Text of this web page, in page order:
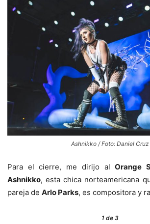
Ashnikko / Foto: Daniel Cruz
Para el cierre, me dirijo alOrange
Ashnikko, esta chica norteamericana
pareja de Arlo Parks, es compositora y
1de 3